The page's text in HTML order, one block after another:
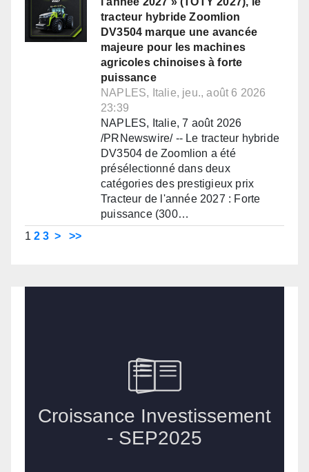
tracteur hybride Zoomlion
DV3504 marque une avancée
majeure pour les machines
agricoles chinoises à forte
puissance
NAPLES, Italie, jeu., août 6 2026
23:39
NAPLES, Italie, 7 août 2026
/PRNewswire/ -- Le tracteur hybride
DV3504 de Zoomlion a été
présélectionné dans deux
catégories des prestigieux prix
Tracteur de l'année 2027 : Forte
puissance (300…
1 2 3 > >>